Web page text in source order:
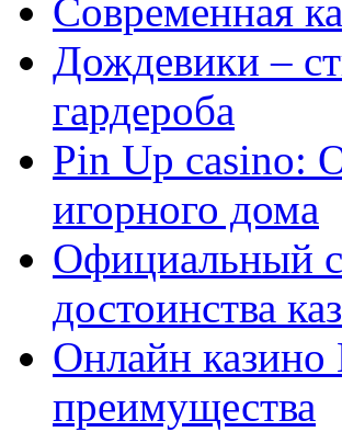
Современная
Дождевики –
гардероба
Pin Up casino:
игорного дома
Официальный
достоинства
Онлайн казино
преимущества